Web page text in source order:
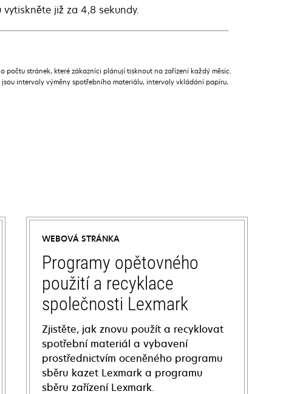
již za 4,8 sekundy.
počtu stránek, které zákazníci plánují tisknout na zařízení každý měsíc.
intervaly výměny spotřebního materiálu, intervaly vkládání papíru,
WEBOVÁ STRÁNKA
Programy opětovného
použití a recyklace
společnosti Lexmark
Zjistěte, jak znovu použít a recyklovat
spotřební materiál a vybavení
prostřednictvím oceněného programu
sběru kazet Lexmark a programu
sběru zařízení Lexmark.